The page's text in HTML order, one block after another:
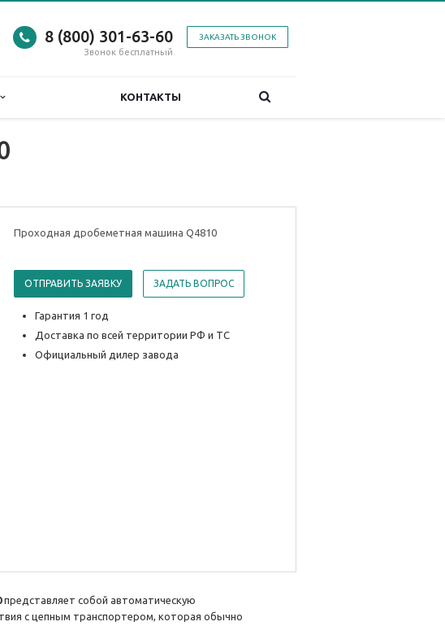
ЗАКАЗАТЬ ЗВОНОК
8 (800) 301-63-60
Звонок бесплатный
КОНТАКТЫ
Проходная дробеметная машина Q4810
ОТПРАВИТЬ ЗАЯВКУ ЗАДАТЬ ВОПРОС
Гарантия 1 год
Доставка по всей территории РФ и ТС
Официальный дилер завода
представляет собой автоматическую
с цепным транспортером, которая обычно